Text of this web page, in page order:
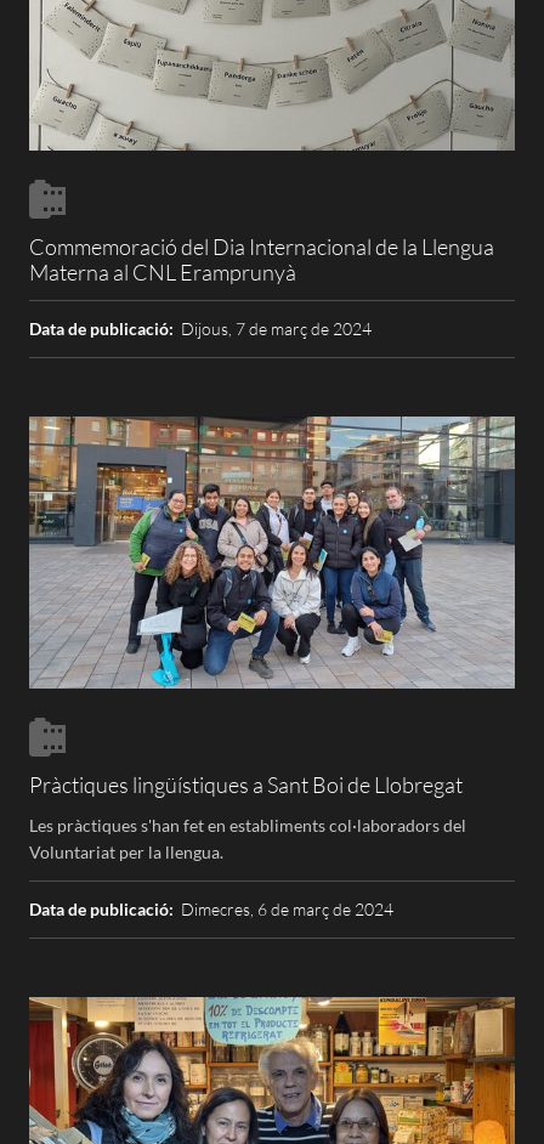
Commemoració del Dia Internacional de la Llengua
Materna al CNL Eramprunyà
Data de publicació: Dijous, 7 de març de 2024
Pràctiques lingüístiques a Sant Boi de Llobregat
Les pràctiques s'han fet en establiments col·laboradors del
Voluntariat per la llengua.
Data de publicació: Dimecres, 6 de març de 2024